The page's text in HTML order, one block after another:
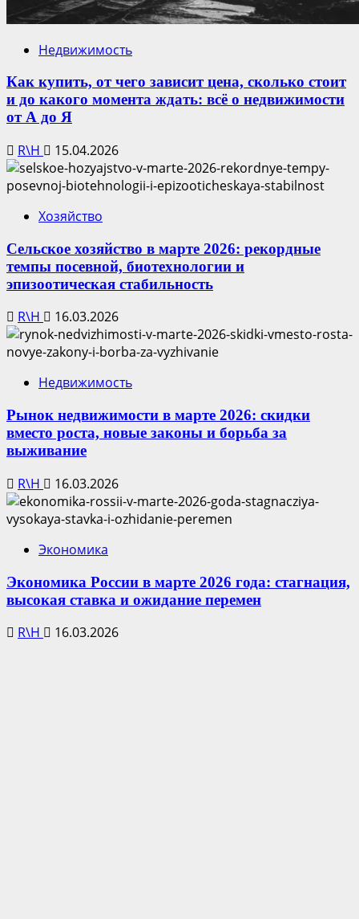
Недвижимость
Как купить, от чего зависит цена, сколько стоит
и до какого момента ждать: всё о недвижимости
от А до Я
R\H 15.04.2026
Хозяйство
Сельское хозяйство в марте 2026: рекордные
темпы посевной, биотехнологии и
эпизоотическая стабильность
R\H 16.03.2026
Недвижимость
Рынок недвижимости в марте 2026: скидки
вместо роста, новые законы и борьба за
выживание
R\H 16.03.2026
Экономика
Экономика России в марте 2026 года: стагнация,
высокая ставка и ожидание перемен
R\H 16.03.2026